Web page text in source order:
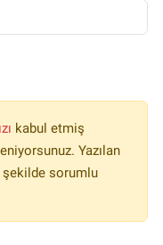
kabul etmiş
Yazılan
sorumlu